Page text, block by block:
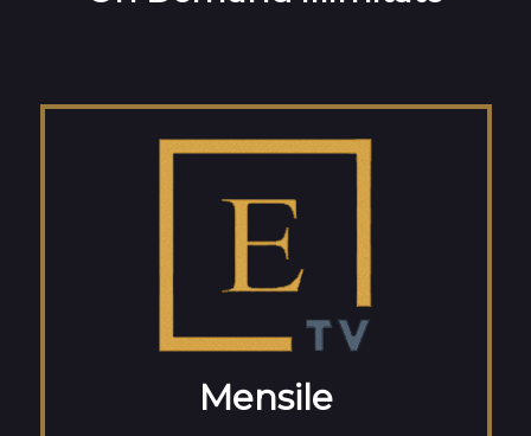
Mensile